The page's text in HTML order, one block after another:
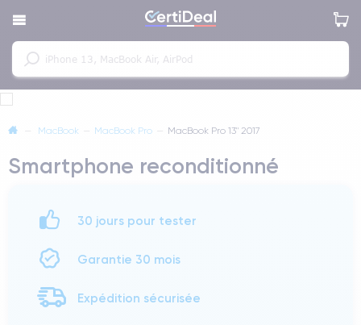
— MacBook — MacBook Pro — MacBook Pro 13" 2017
Smartphone reconditionné
30 jours pour tester
Garantie 30 mois
Expédition sécurisée